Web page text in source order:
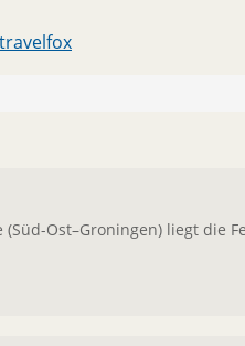
Ost–Groningen) liegt die